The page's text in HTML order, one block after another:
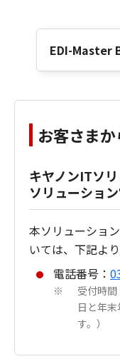
EDI-Master
お客さま
キヤノンITソ
ソリューショ
本ソリューショ
いては、下記よ
電話番号：
※
受付時
日と年
す。）